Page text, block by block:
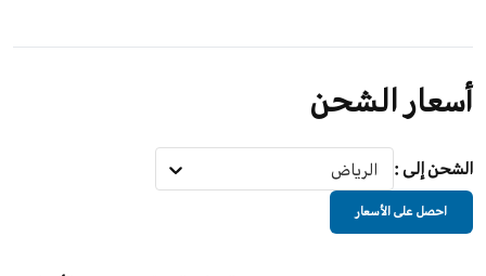
أسعار الشحن
الشحن إلى : الرياض
احصل على الأسعار